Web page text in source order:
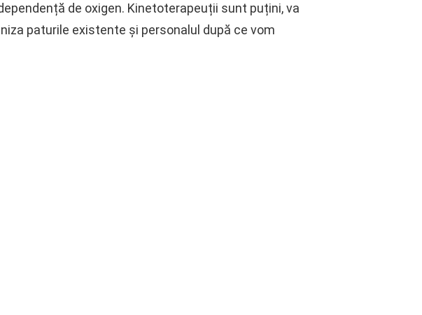
de oxigen. Kinetoterapeuții sunt puțini, va
paturile existente și personalul după ce vom